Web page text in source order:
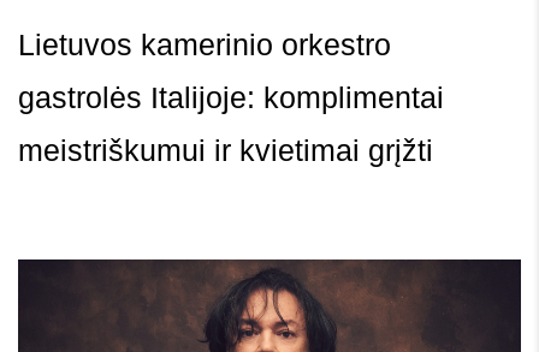
Lietuvos kamerinio orkestro
gastrolės Italijoje: komplimentai
meistriškumui ir kvietimai grįžti